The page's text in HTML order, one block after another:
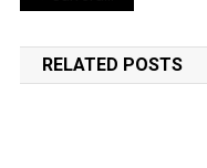
de
entradas
RELATED POSTS